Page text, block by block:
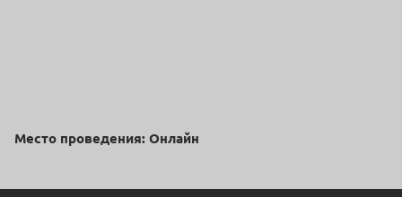
Место проведения: Онлайн